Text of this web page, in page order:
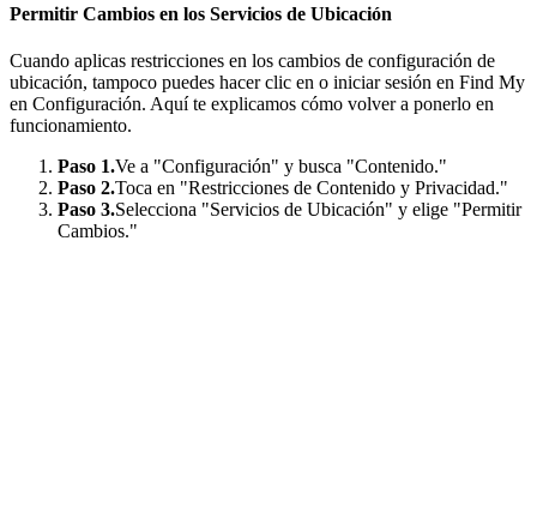
Permitir Cambios en los Servicios de Ubicación
Cuando aplicas restricciones en los cambios de configuración de
ubicación, tampoco puedes hacer clic en o iniciar sesión en Find My
en Configuración. Aquí te explicamos cómo volver a ponerlo en
funcionamiento.
Paso 1.Ve a "Configuración" y busca "Contenido."
Paso 2.Toca en "Restricciones de Contenido y Privacidad."
Paso 3.Selecciona "Servicios de Ubicación" y elige "Permitir
Cambios."